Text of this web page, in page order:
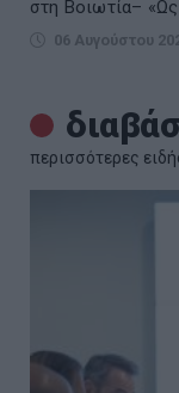
στη Βοιωτία–
06 Αυγούστου
περισσότερες